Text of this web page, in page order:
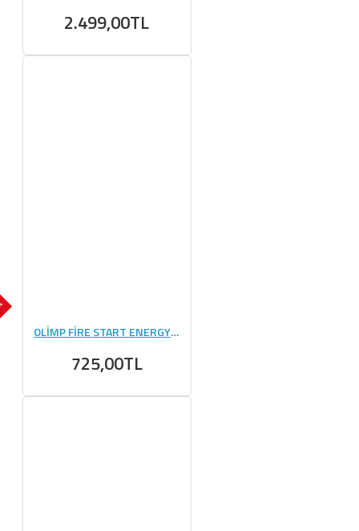
2.499,00TL
OLİMP FİRE START ENERGY Gel + CAFFEİNE(36 GR) - 20 ADET
725,00TL